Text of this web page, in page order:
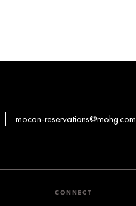
mocan-reservations@mohg.com
CONNECT